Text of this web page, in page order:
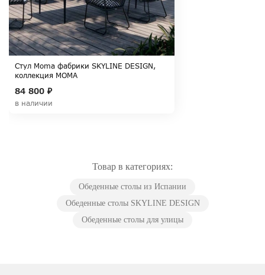
Стул Moma фабрики SKYLINE DESIGN,
коллекция MOMA
84 800 ₽
в наличии
Товар в категориях:
Обеденные столы из Испании
Обеденные столы SKYLINE DESIGN
Обеденные столы для улицы